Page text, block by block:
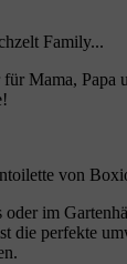
Family...
für Mama, Papa
von
oder im
die perfekte